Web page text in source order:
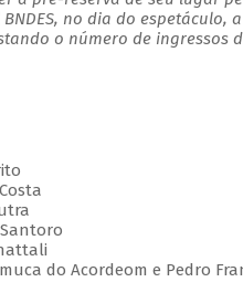
no dia do espetáculo,
o número de ingressos
do Acordeom e Pedro